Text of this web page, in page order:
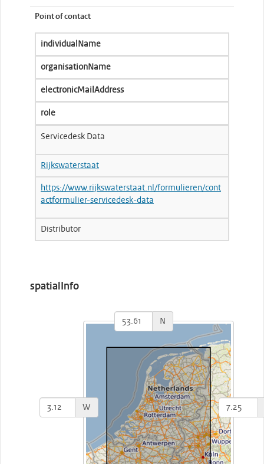
Point of contact
individualName
organisationName
electronicMailAddress
role
Servicedesk Data
Rijkswaterstaat
https://www.rijkswaterstaat.nl/formulieren/cont
actformulier-servicedesk-data
Distributor
spatialInfo
N
W